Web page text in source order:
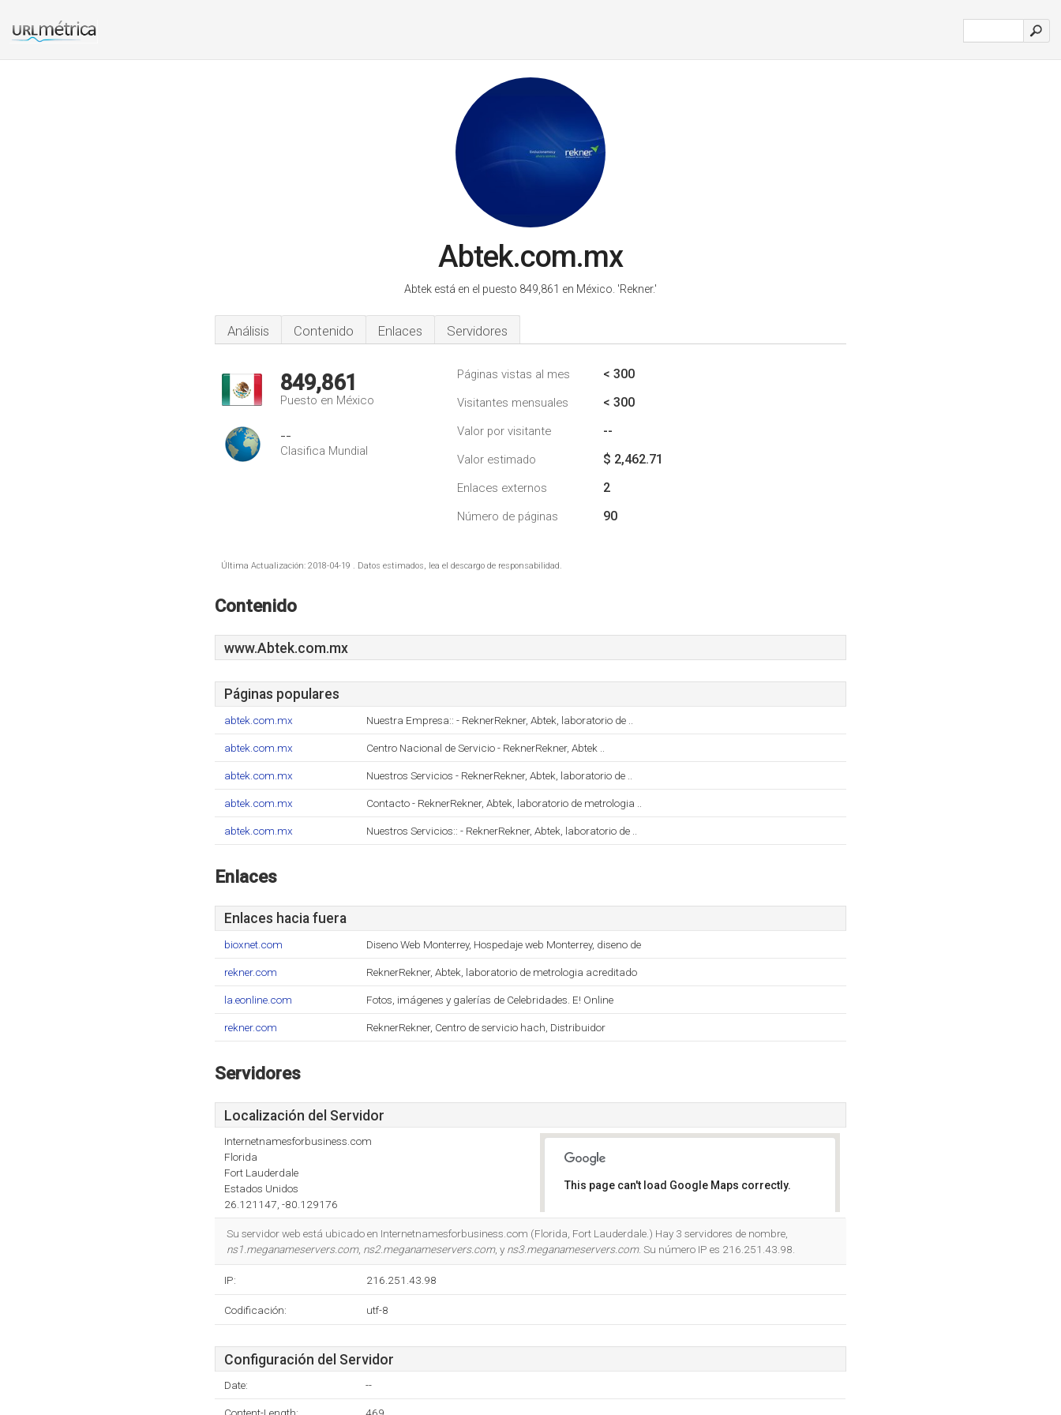
Abtek.com.mx
Abtek está en el puesto 849,861 en México. 'Rekner.'
Análisis Contenido Enlaces Servidores
849,861
Puesto en México
--
Clasifica Mundial
Páginas vistas al mes < 300
Visitantes mensuales < 300
Valor por visitante --
Valor estimado $ 2,462.71
Enlaces externos 2
Número de páginas 90
Última Actualización: 2018-04-19 . Datos estimados, lea el descargo de responsabilidad.
Contenido
www.Abtek.com.mx
Páginas populares
abtek.com.mx Nuestra Empresa:: - ReknerRekner, Abtek, laboratorio de ..
abtek.com.mx Centro Nacional de Servicio - ReknerRekner, Abtek ..
abtek.com.mx Nuestros Servicios - ReknerRekner, Abtek, laboratorio de ..
abtek.com.mx Contacto - ReknerRekner, Abtek, laboratorio de metrologia ..
abtek.com.mx Nuestros Servicios:: - ReknerRekner, Abtek, laboratorio de ..
Enlaces
Enlaces hacia fuera
bioxnet.com Diseno Web Monterrey, Hospedaje web Monterrey, diseno de
rekner.com ReknerRekner, Abtek, laboratorio de metrologia acreditado
la.eonline.com Fotos, imágenes y galerías de Celebridades. E! Online
rekner.com ReknerRekner, Centro de servicio hach, Distribuidor
Servidores
Localización del Servidor
Internetnamesforbusiness.com
Florida
Fort Lauderdale
Estados Unidos
26.121147, -80.129176
This page can't load Google Maps correctly.
Su servidor web está ubicado en Internetnamesforbusiness.com (Florida, Fort Lauderdale.) Hay 3 servidores de nombre,
ns1.meganameservers.com, ns2.meganameservers.com, y ns3.meganameservers.com. Su número IP es 216.251.43.98.
IP: 216.251.43.98
Codificación: utf-8
Configuración del Servidor
Date: --